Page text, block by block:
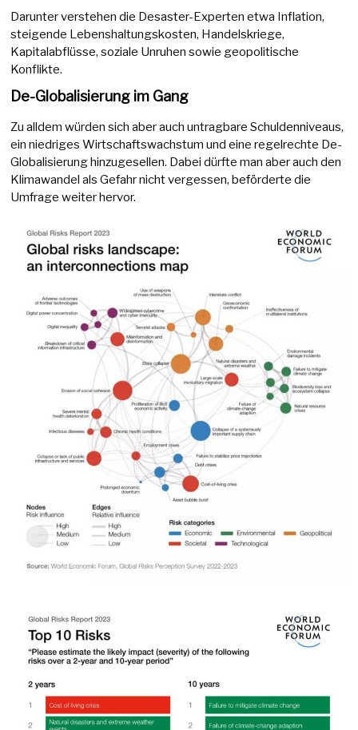
Darunter verstehen die Desaster-Experten etwa Inflation,
steigende Lebenshaltungskosten, Handelskriege,
Kapitalabflüsse, soziale Unruhen sowie geopolitische
Konflikte.
De-Globalisierung im Gang
Zu alldem würden sich aber auch untragbare Schuldenniveaus,
ein niedriges Wirtschaftswachstum und eine regelrechte De-
Globalisierung hinzugesellen. Dabei dürfte man aber auch den
Klimawandel als Gefahr nicht vergessen, beförderte die
Umfrage weiter hervor.